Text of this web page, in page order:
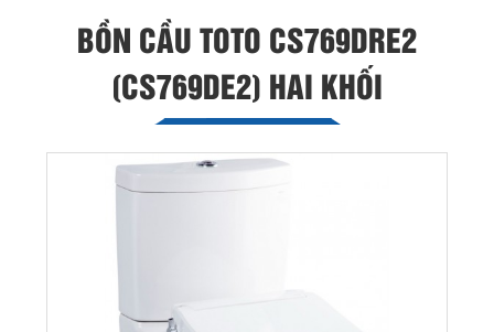
BỒN CẦU TOTO CS769DRE2
(CS769DE2) HAI KHỐI